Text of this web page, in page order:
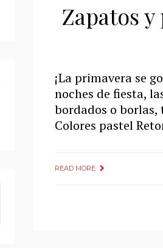
Zapatos
¡La primavera se
noches de fiesta,
bordados o
Colores pastel
READ MORE